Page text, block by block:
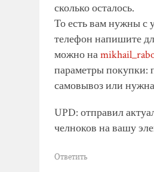
сколько осталось.
То есть вам нужны с
телефон напишите
можно на
параметры покупки:
самовывоз или
UPD: отправил
челноков на вашу
Ответить